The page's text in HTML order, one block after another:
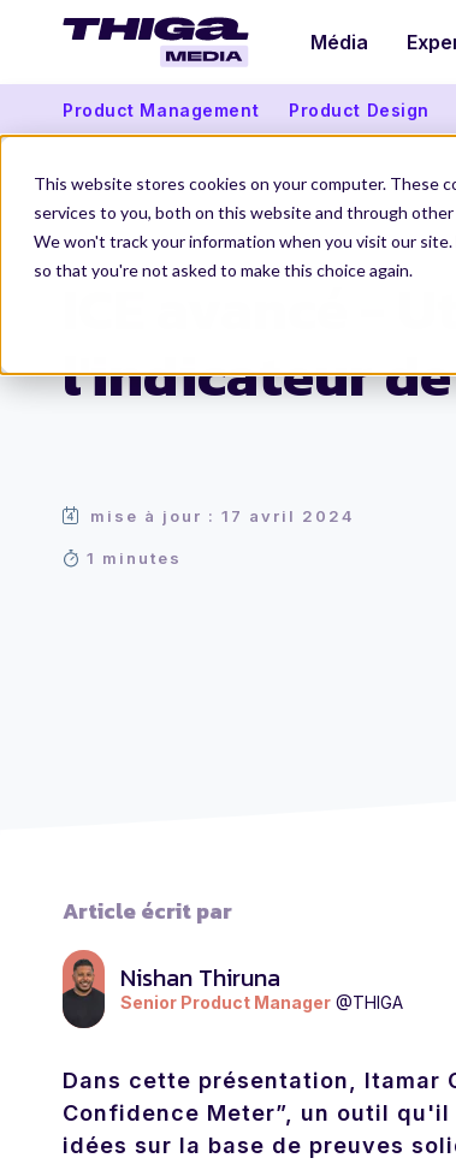
This website stores cookies on your computer. These
services to you, both on this website and through
We won't track your information when you visit our
so that you're not asked to make this choice again.
Média
Product Management Product Design
Thiga Media Product Management ICE avancé -
ICE avancé -
l'indicateur
mise à jour : 17 avril 2024
1 minutes
Article écrit par
Nishan Thiruna
Senior Product Manager @THIGA
Dans cette présentation, Itamar
Confidence Meter”, un outil
idées sur la base de preuves